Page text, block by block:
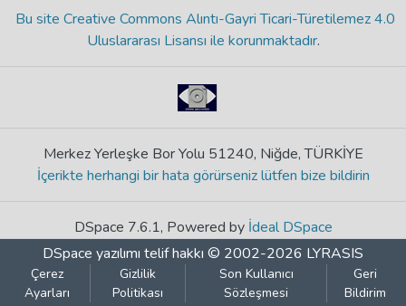
Bu site Creative Commons Alıntı-Gayri Ticari-Türetilemez 4.0
Uluslararası Lisansı ile korunmaktadır.
Merkez Yerleşke Bor Yolu 51240, Niğde, TÜRKİYE
İçerikte herhangi bir hata görürseniz lütfen bize bildirin
DSpace 7.6.1, Powered by İdeal DSpace
DSpace yazılımı telif hakkı © 2002-2026 LYRASIS
Çerez
Ayarları
Gizlilik
Politikası
Son Kullanıcı
Sözleşmesi
Geri
Bildirim